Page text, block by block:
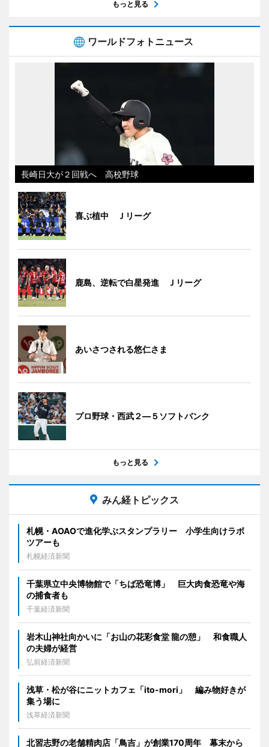
もっと見る
ワールドフォトニュース
長崎日大が２回戦へ 高校野球
喜ぶ植中 Ｊリーグ
鹿島、逆転で白星発進 Ｊリーグ
あいさつされる悠仁さま
プロ野球・西武２―５ソフトバンク
もっと見る
みん経トピックス
札幌・AOAOで進化学ぶスタンプラリー 小学生向けラボ
ツアーも
札幌経済新聞
千葉県立中央博物館で「ちば恐竜博」 巨大肉食恐竜や海
の捕食者も
千葉経済新聞
岩木山神社向かいに「お山の花彩食堂 龍の憩」 和食職人
の夫婦が経営
弘前経済新聞
浅草・松が谷にニットカフェ「ito-mori」 編み物好きが
集う場に
浅草経済新聞
北習志野の老舗精肉店「鳥吉」が創業170周年 幕末から